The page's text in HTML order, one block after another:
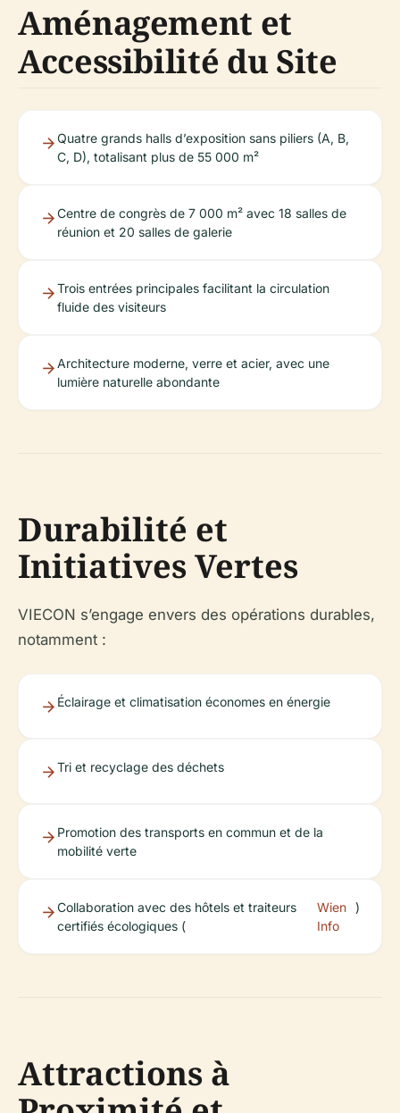
Aménagement et
Accessibilité du Site
Quatre grands halls d’exposition sans piliers (A, B,
C, D), totalisant plus de 55 000 m²
Centre de congrès de 7 000 m² avec 18 salles de
réunion et 20 salles de galerie
Trois entrées principales facilitant la circulation
fluide des visiteurs
Architecture moderne, verre et acier, avec une
lumière naturelle abondante
Durabilité et
Initiatives Vertes
VIECON s’engage envers des opérations durables,
notamment :
Éclairage et climatisation économes en énergie
Tri et recyclage des déchets
Promotion des transports en commun et de la
mobilité verte
Collaboration avec des hôtels et traiteurs
certifiés écologiques (
Wien
Info
)
Attractions à